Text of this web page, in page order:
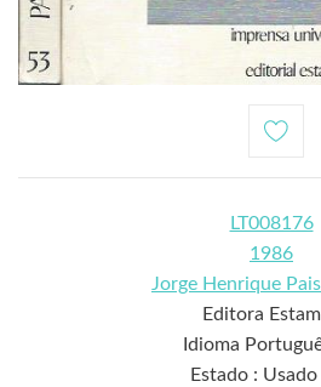
LT008176
1986
Jorge Henrique
Editora
Idioma
Estado :